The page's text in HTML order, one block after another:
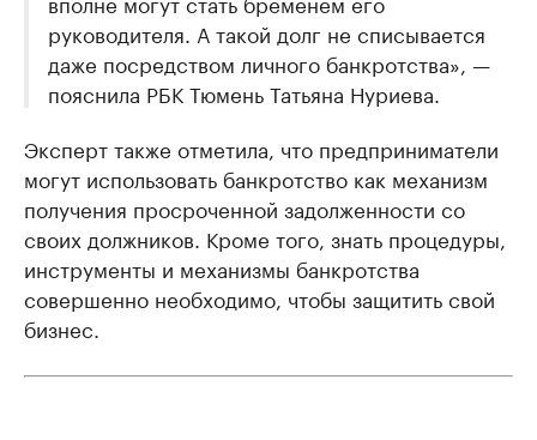
руководителя. А такой долг не списывается
даже посредством личного банкротства», —
пояснила РБК Тюмень Татьяна Нуриева.
Эксперт также отметила, что предприниматели
могут использовать банкротство как механизм
получения просроченной задолженности со
своих должников. Кроме того, знать процедуры,
инструменты и механизмы банкротства
совершенно необходимо, чтобы защитить свой
бизнес.